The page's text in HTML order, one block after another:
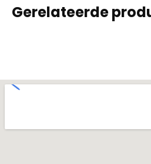
Gerelateerde